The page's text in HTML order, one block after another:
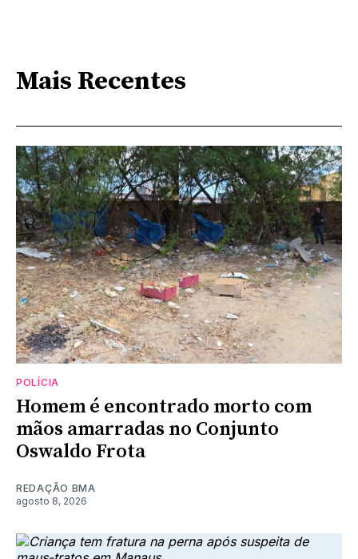
Mais Recentes
POLÍCIA
Homem é encontrado morto com
mãos amarradas no Conjunto
Oswaldo Frota
REDAÇÃO BMA
agosto 8, 2026